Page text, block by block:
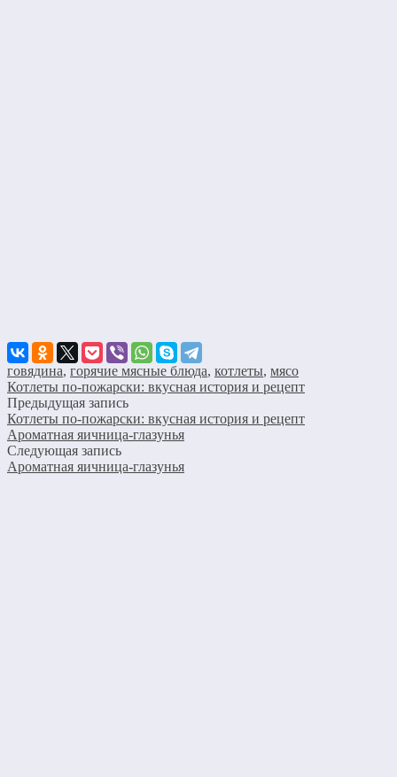
говядина, горячие мясные блюда, котлеты, мясо
Котлеты по-пожарски: вкусная история и рецепт
Предыдущая запись
Котлеты по-пожарски: вкусная история и рецепт
Ароматная яичница-глазунья
Следующая запись
Ароматная яичница-глазунья